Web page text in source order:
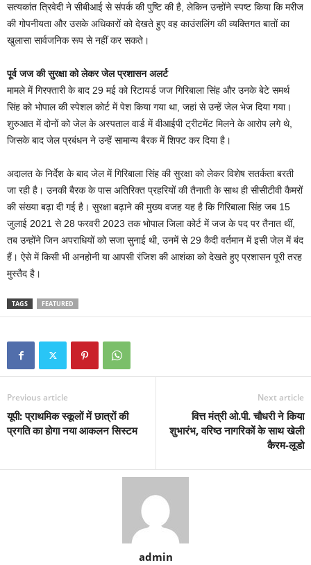
सत्यकांत त्रिवेदी ने सीबीआई से संपर्क की पुष्टि की है, लेकिन उन्होंने स्पष्ट किया कि मरीज
की गोपनीयता और उसके अधिकारों को देखते हुए वह काउंसलिंग की व्यक्तिगत बातों का
खुलासा सार्वजनिक रूप से नहीं कर सकते।
पूर्व जज की सुरक्षा को लेकर जेल प्रशासन अलर्ट
मामले में गिरफ्तारी के बाद 29 मई को रिटायर्ड जज गिरिबाला सिंह और उनके बेटे समर्थ
सिंह को भोपाल की स्पेशल कोर्ट में पेश किया गया था, जहां से उन्हें जेल भेज दिया गया।
शुरुआत में दोनों को जेल के अस्पताल वार्ड में वीआईपी ट्रीटमेंट मिलने के आरोप लगे थे,
जिसके बाद जेल प्रबंधन ने उन्हें सामान्य बैरक में शिफ्ट कर दिया है।
अदालत के निर्देश के बाद जेल में गिरिबाला सिंह की सुरक्षा को लेकर विशेष सतर्कता बरती
जा रही है। उनकी बैरक के पास अतिरिक्त प्रहरियों की तैनाती के साथ ही सीसीटीवी कैमरों
की संख्या बढ़ा दी गई है। सुरक्षा बढ़ाने की मुख्य वजह यह है कि गिरिबाला सिंह जब 15
जुलाई 2021 से 28 फरवरी 2023 तक भोपाल जिला कोर्ट में जज के पद पर तैनात थीं,
तब उन्होंने जिन अपराधियों को सजा सुनाई थी, उनमें से 29 कैदी वर्तमान में इसी जेल में बंद
हैं। ऐसे में किसी भी अनहोनी या आपसी रंजिश की आशंका को देखते हुए प्रशासन पूरी तरह
मुस्तैद है।
TAGS FEATURED
Previous article
यूपी: प्राथमिक स्कूलों में छात्रों की
प्रगति का होगा नया आकलन सिस्टम
Next article
वित्त मंत्री ओ.पी. चौधरी ने किया
शुभारंभ, वरिष्ठ नागरिकों के साथ खेली
कैरम-लूडो
admin